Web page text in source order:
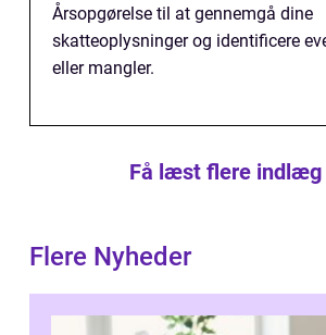
Årsopgørelse til at gennemgå dine
skatteoplysninger og identificere
eller mangler.
Få læst flere indlæg
Flere Nyheder